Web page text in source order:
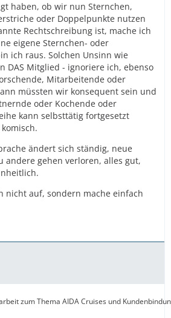
haben, ob wir nun Sternchen,
oder Doppelpunkte nutzen
Rechtschreibung ist, mache ich
eigene Sternchen- oder
ich raus. Solchen Unsinn wie
DAS Mitglied - ignoriere ich, ebenso
Mitarbeitende oder
müssten wir konsequent sein und
oder Kochende oder
kann selbsttätig fortgesetzt
ändert sich ständig, neue
andere gehen verloren, alles gut,
nicht auf, sondern mache einfach
zum Thema AIDA Cruises und